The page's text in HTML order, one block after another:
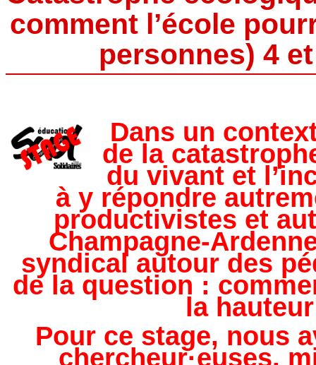
comment l’école
personnes) 4
Dans un
de la
du vivant et
à y répondre
productivistes et
Champagne-
syndical autour des
de la question :
la
Pour ce stage, nous
chercheur·euses,